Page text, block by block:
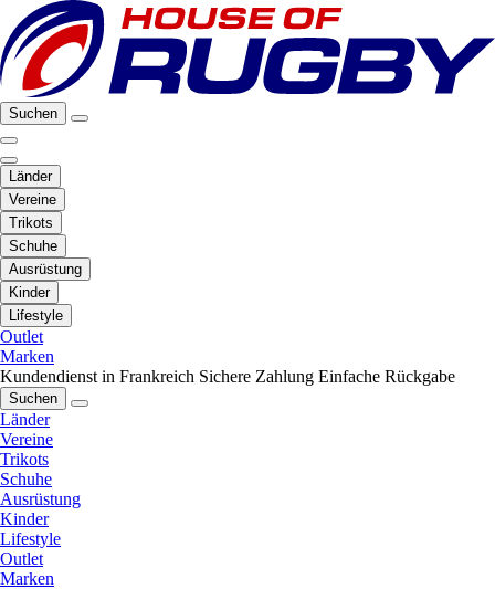
Suchen
Länder
Vereine
Trikots
Schuhe
Ausrüstung
Kinder
Lifestyle
Outlet
Marken
Kundendienst in Frankreich Sichere Zahlung Einfache Rückgabe
Suchen
Länder
Vereine
Trikots
Schuhe
Ausrüstung
Kinder
Lifestyle
Outlet
Marken